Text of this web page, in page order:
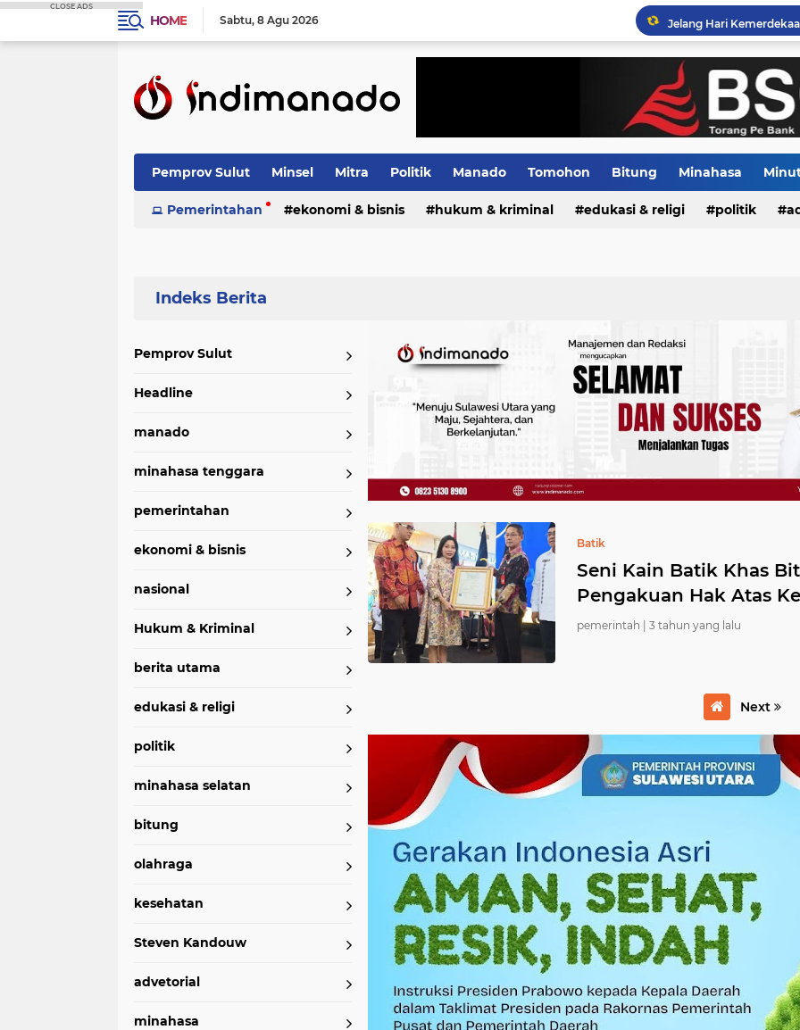
HOME Sabtu 8 Agu 2026
PLN Terus
Pemprov Sulut Minsel Mitra Politik Manado Tomohon Bitung Minahasa
Nasional Advetorial Terpopuler Indeks
Pemerintahan ekonomi & bisnis hukum & kriminal edukasi & religi politik
Pemprov Sulut
Headline
manado
minahasa tenggara
pemerintahan
ekonomi & bisnis
nasional
Hukum & Kriminal
berita utama
edukasi & religi
politik
minahasa selatan
bitung
olahraga
kesehatan
Steven Kandouw
advetorial
minahasa
Batik
Seni Kain Batik Khas
Pengakuan Hak Atas
pemerintah | 3 tahun yang lalu
Next
CLOSE ADS